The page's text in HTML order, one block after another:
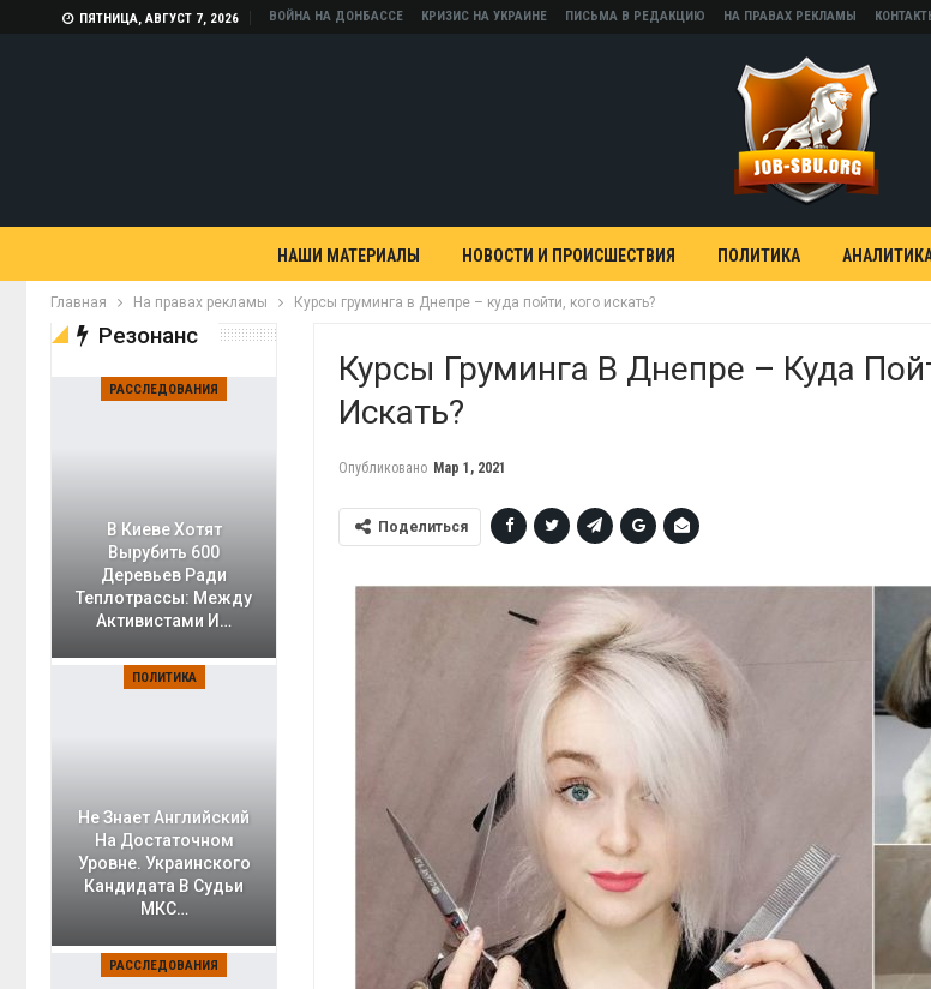
ПЯТНИЦА, АВГУСТ 7, 2026 ВОЙНА НА ДОНБАССЕ КРИЗИС НА УКРАИНЕ ПИСЬМА В РЕДАКЦИЮ НА ПРАВАХ РЕКЛАМЫ
НАШИ МАТЕРИАЛЫ НОВОСТИ И ПРОИСШЕСТВИЯ ПОЛИТИКА
Главная На правах рекламы Курсы груминга в Днепре – куда пойти, кого искать?
Курсы Груминга В Днепре – Куда
Искать?
Опубликовано Мар 1, 2021
Поделиться
Резонанс
РАССЛЕДОВАНИЯ
В Киеве Хотят
Вырубить 600
Деревьев Ради
Теплотрассы: Между
Активистами И…
ПОЛИТИКА
Не Знает Английский
На Достаточном
Уровне. Украинского
Кандидата В Судьи
МКС…
РАССЛЕДОВАНИЯ